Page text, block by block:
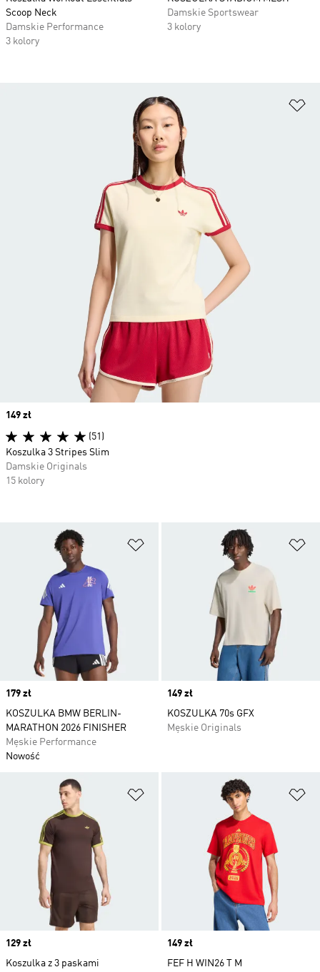
Scoop Neck
Damskie Performance
3 kolory
Damskie Sportswear
3 kolory
Dodaj do listy życzeń
Price
179 zł
KOSZULKA BMW BERLIN-
MARATHON 2026 FINISHER
Męskie Performance
Nowość
Price
149 zł
KOSZULKA 70s GFX
Męskie Originals
Dodaj do listy życzeń
Price
129 zł
Koszulka z 3 paskami
Price
149 zł
FEF H WIN26 T M
Price
149 zł
(51)
Koszulka 3 Stripes Slim
Damskie Originals
15 kolory